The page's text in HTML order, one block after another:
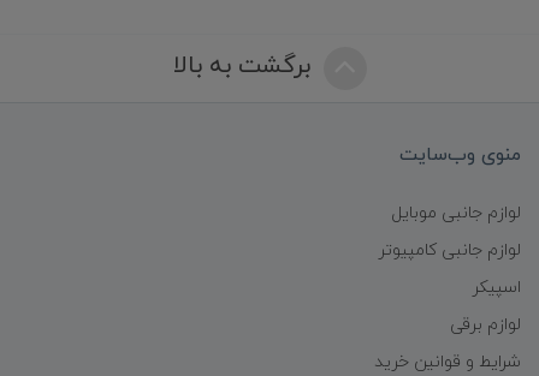
برگشت به بالا
منوی وب‌سایت
لوازم جانبی موبایل
لوازم جانبی کامپیوتر
اسپیکر
لوازم برقی
شرایط و قوانین خرید